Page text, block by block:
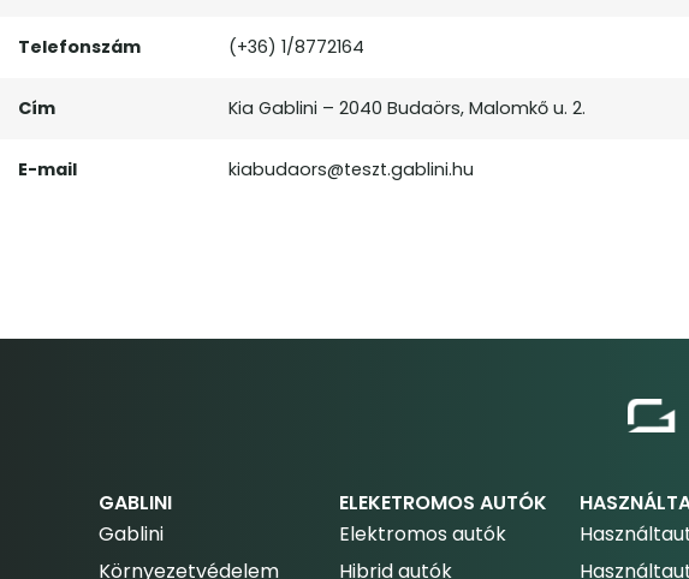
Telefonszám (+36) 1/8772164
Cím Kia Gablini – 2040 Budaörs, Malomkő u. 2.
E-mail kiabudaors@teszt.gablini.hu
GABLINI
Gablini
Környezetvédelem
ELEKETROMOS AUTÓK
Elektromos autók
Hibrid autók